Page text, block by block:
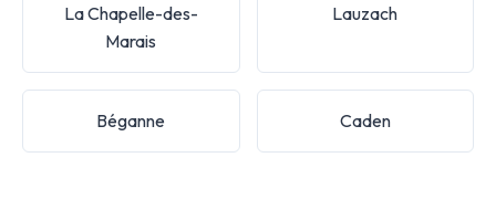
La Chapelle-des-
Marais
Lauzach
Béganne Caden